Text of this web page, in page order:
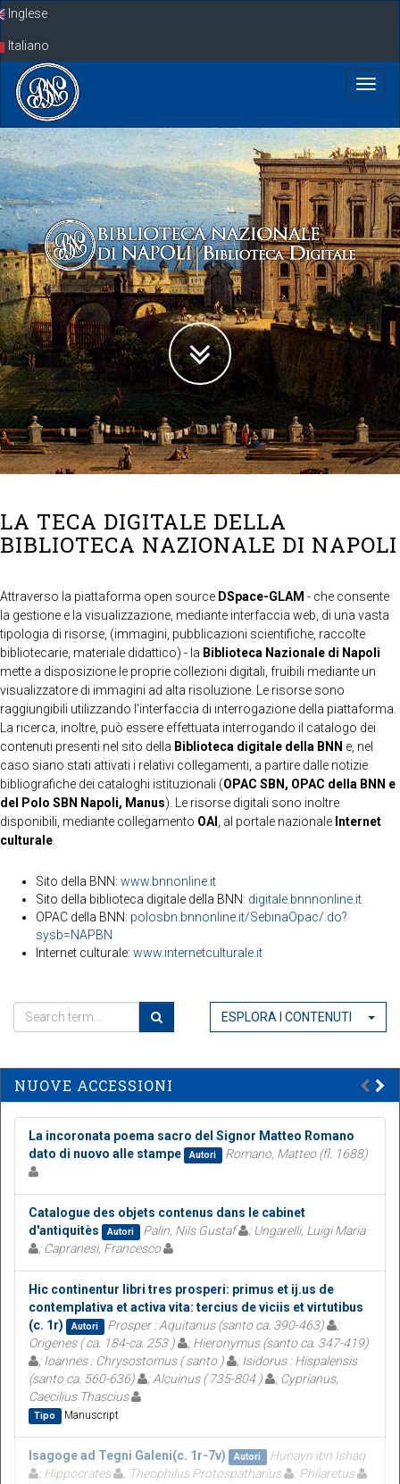
SkipInglese
Italiano
LA TECA DIGITALE DELLA
BIBLIOTECA NAZIONALE DI NAPOLI
Attraverso la piattaforma open source DSpace-GLAM - che consente
la gestione e la visualizzazione, mediante interfaccia web, di una vasta
tipologia di risorse, (immagini, pubblicazioni scientifiche, raccolte
bibliotecarie, materiale didattico) - la Biblioteca Nazionale di Napoli
mette a disposizione le proprie collezioni digitali, fruibili mediante un
visualizzatore di immagini ad alta risoluzione. Le risorse sono
raggiungibili utilizzando l'interfaccia di interrogazione della piattaforma.
La ricerca, inoltre, può essere effettuata interrogando il catalogo dei
contenuti presenti nel sito della Biblioteca digitale della BNN e, nel
caso siano stati attivati i relativi collegamenti, a partire dalle notizie
bibliografiche dei cataloghi istituzionali (OPAC SBN, OPAC della BNN e
del Polo SBN Napoli, Manus). Le risorse digitali sono inoltre
disponibili, mediante collegamento OAI , al portale nazionale Internet
culturale
Sito della BNN: www.bnnonline.it
Sito della biblioteca digitale della BNN: digitale.bnnnonline.it
OPAC della BNN: polosbn.bnnonline.it/SebinaOpac/.do?
sysb=NAPBN
Internet culturale: www.internetculturale.it
ESPLORA I CONTENUTI
NUOVE ACCESSIONI
La incoronata poema sacro del Signor Matteo Romano
dato di nuovo alle stampe
Autori Romano, Matteo (fl. 1688)
Catalogue des objets contenus dans le cabinet
d'antiquitès
Autori Palin, Nils Gustaf
; Ungarelli, Luigi Maria
; Capranesi, Francesco
Hic continentur libri tres prosperi: primus et ij.us de
contemplativa et activa vita: tercius de viciis et virtutibus
(c. 1r)
Autori Prosper : Aquitanus (santo ca. 390-463)
;
Origenes ( ca. 184-ca. 253 )
; Hieronymus (santo ca. 347-419)
; Ioannes : Chrysostomus ( santo )
; Isidorus : Hispalensis
(santo ca. 560-636)
; Alcuinus ( 735-804 )
; Cyprianus,
Caecilius Thascius
Tipo Manuscript
Isagoge ad Tegni Galeni(c. 1r-7v) Autori
Hunayn ibn Ishaq
; Hippocrates
; Theophilus Protospatharius ; Philaretus